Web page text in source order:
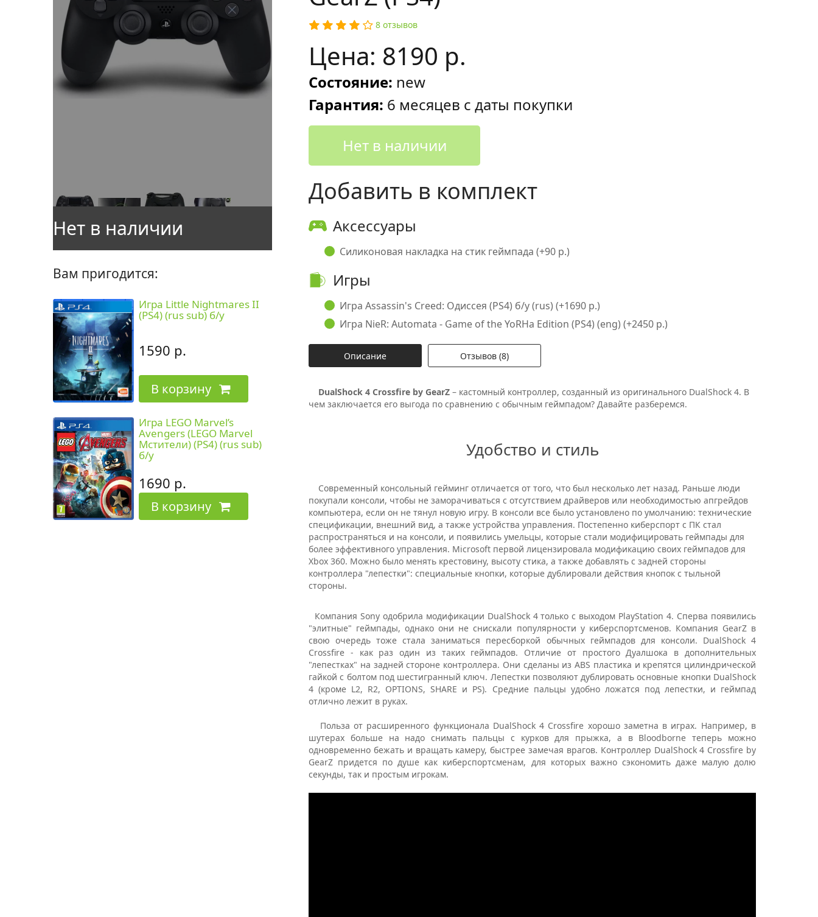
Вам пригодится:
Игра Little Nightmares II
(PS4) (rus sub) б/у
1590 р.
В корзину
Игра LEGO Marvel’s
Avengers (LEGO Marvel
Мстители) (PS4) (rus sub)
б/у
1690 р.
В корзину
8 отзывов
Цена: 8190 р.
Состояние: new
Гарантия: 6 месяцев с даты покупки
Нет в наличии
Добавить в комплект
Аксессуары
Силиконовая накладка на стик геймпада (+90 р.)
Игры
Игра Assassin's Creed: Одиссея (PS4) б/у (rus) (+1690 р.)
Игра NieR: Automata - Game of the YoRHa Edition (PS4) (eng) (+2450 р.)
Описание Отзывов (8)
DualShock 4 Crossfire by GearZ – кастомный контроллер, созданный из оригинального DualShock 4. В
чем заключается его выгода по сравнению с обычным геймпадом? Давайте разберемся.
Удобство и стиль
Современный консольный гейминг отличается от того, что был несколько лет назад. Раньше люди
покупали консоли, чтобы не заморачиваться с отсутствием драйверов или необходимостью апгрейдов
компьютера, если он не тянул новую игру. В консоли все было установлено по умолчанию: технические
спецификации, внешний вид, а также устройства управления. Постепенно киберспорт с ПК стал
распространяться и на консоли, и появились умельцы, которые стали модифицировать геймпады для
более эффективного управления. Microsoft первой лицензировала модификацию своих геймпадов для
Xbox 360. Можно было менять крестовину, высоту стика, а также добавлять с задней стороны
контроллера "лепестки": специальные кнопки, которые дублировали действия кнопок с тыльной
стороны.
Компания Sony одобрила модификации DualShock 4 только с выходом PlayStation 4. Сперва появились
"элитные" геймпады, однако они не снискали популярности у киберспортсменов. Компания GearZ в
свою очередь тоже стала заниматься пересборкой обычных геймпадов для консоли. DualShock 4
Crossfire - как раз один из таких геймпадов. Отличие от простого Дуалшока в дополнительных
"лепестках" на задней стороне контроллера. Они сделаны из ABS пластика и крепятся цилиндрической
гайкой с болтом под шестигранный ключ. Лепестки позволяют дублировать основные кнопки DualShock
4 (кроме L2, R2, OPTIONS, SHARE и PS). Средние пальцы удобно ложатся под лепестки, и геймпад
отлично лежит в руках.
Польза от расширенного функционала DualShock 4 Crossfire хорошо заметна в играх. Например, в
шутерах больше на надо снимать пальцы с курков для прыжка, а в Bloodborne теперь можно
одновременно бежать и вращать камеру, быстрее замечая врагов. Контроллер DualShock 4 Crossfire by
GearZ придется по душе как киберспортсменам, для которых важно сэкономить даже малую долю
секунды, так и простым игрокам.